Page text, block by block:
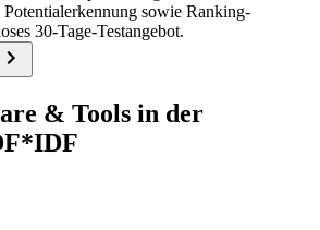
sowie Ranking-
30-Tage-Testangebot.
& Tools in der